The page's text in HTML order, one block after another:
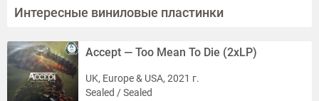
Интересные виниловые пластинки
Accept — Too Mean To Die (2xLP)
UK, Europe & USA, 2021 г.
Sealed / Sealed